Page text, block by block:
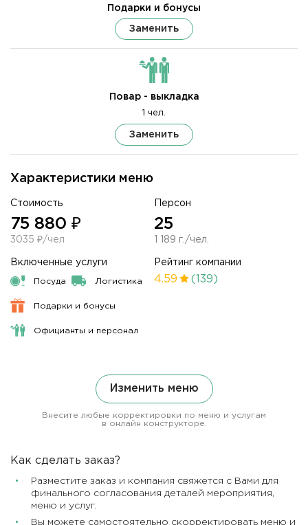
Характеристики меню
Стоимость
75 880 ₽
3035 ₽/чел
Персон
25
1 189 г./чел.
Включенные услуги
Посуда Логистика
Подарки и бонусы
Официанты и персонал
Рейтинг компании
4.59 (139)
Изменить меню
Внесите любые корректировки по меню и услугам
в онлайн конструкторе.
Подарки и бонусы
Заменить
Повар - выкладка
1 чел.
Заменить
Как сделать заказ?
Разместите заказ и компания свяжется с Вами для
финального согласования деталей мероприятия,
меню и услуг.
Вы можете самостоятельно скорректировать меню и